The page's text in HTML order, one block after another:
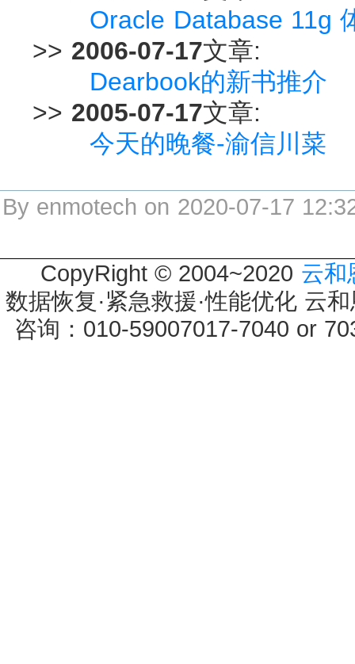
Oracle Database 11g
>> 2006-07-17文章:
Dearbook的新书推介
>> 2005-07-17文章:
今天的晚餐-渝信川菜
By enmotech on 2020-07-17
CopyRight © 2004~2020 云和
数据恢复·紧急救援·性能优化 云
咨询：010-59007017-7040 or